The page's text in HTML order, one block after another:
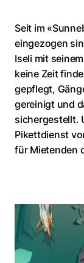
Seit im
eingezogen
Iseli mit
keine Zeit
gepflegt,
gereinigt und
sichergestellt.
Pikettdienst
für Mietenden